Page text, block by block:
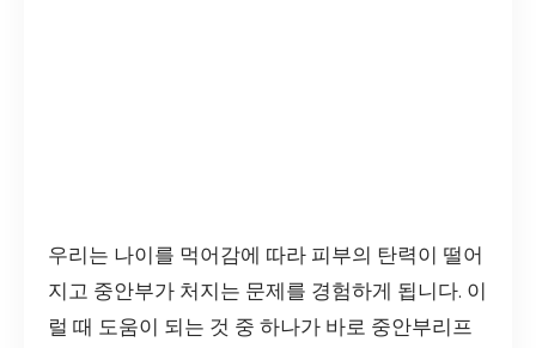
우리는 나이를 먹어감에 따라 피부의 탄력이 떨어
지고 중안부가 처지는 문제를 경험하게 됩니다. 이
럴 때 도움이 되는 것 중 하나가 바로 중안부리프